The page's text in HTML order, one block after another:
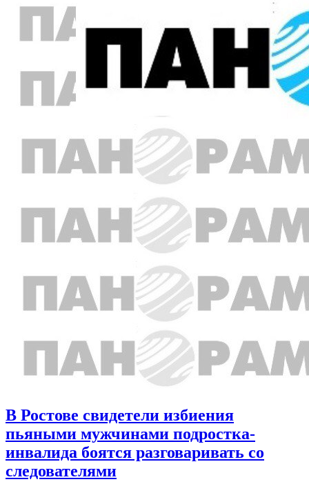
В Ростове свидетели избиения
пьяными мужчинами подростка-
инвалида боятся разговаривать со
следователями